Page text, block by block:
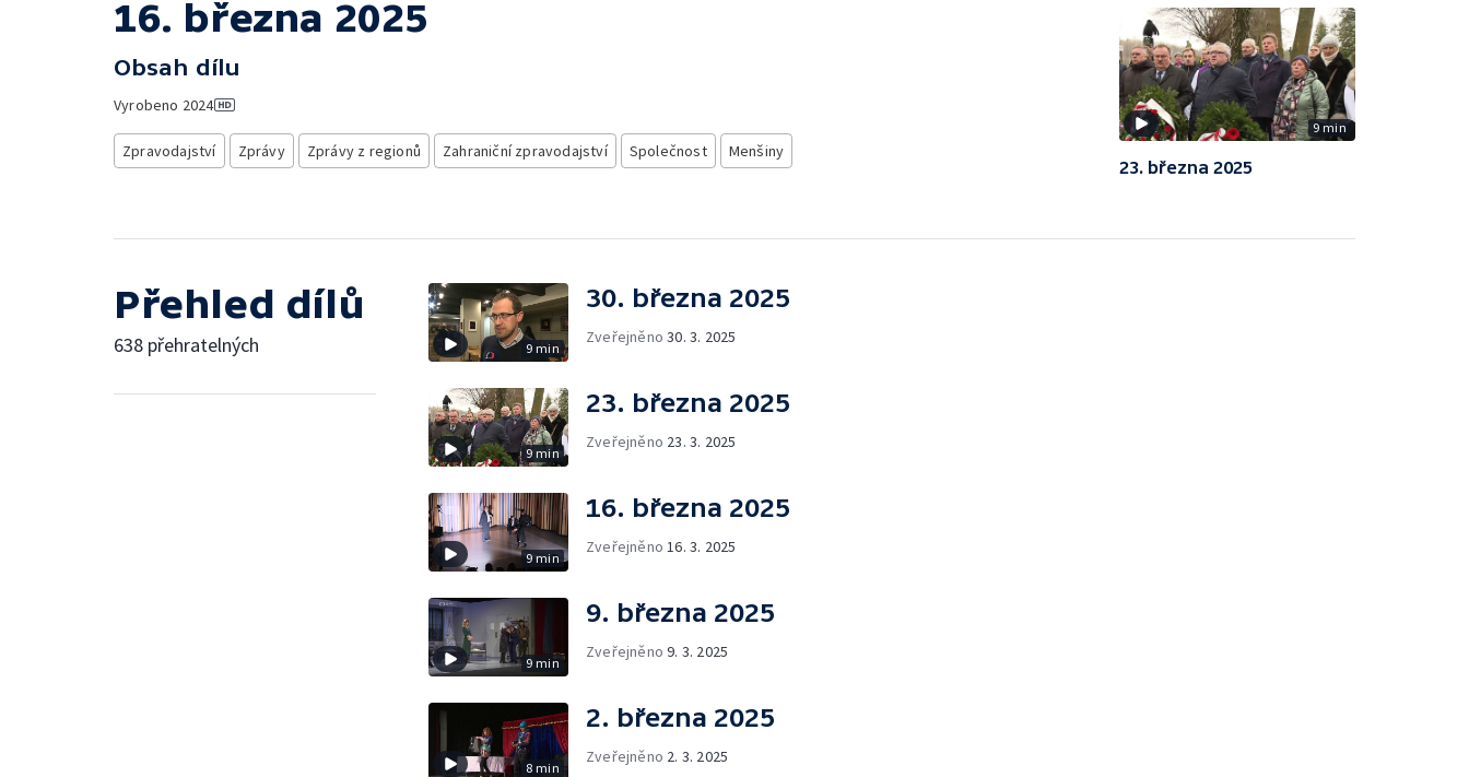
16. března 2025
Obsah dílu
Vyrobeno 2024
Zpravodajství Zprávy Zprávy z regionů Zahraniční zpravodajství Společnost Menšiny
9 min
23. března 2025
Přehled dílů
638 přehratelných 9 min
30. března 2025
Zveřejněno30. 3. 2025
9 min
23. března 2025
Zveřejněno 23. 3. 2025
9 min
16. března 2025
Zveřejněno 16. 3. 2025
9 min
9. března 2025
Zveřejněno9. 3. 2025
8 min
2. března 2025
Zveřejněno 2. 3. 2025